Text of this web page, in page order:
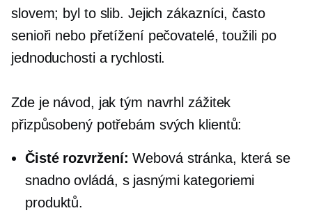
slovem; byl to slib. Jejich zákazníci, často
senioři nebo přetížení pečovatelé, toužili po
jednoduchosti a rychlosti.
Zde je návod, jak tým navrhl zážitek
přizpůsobený potřebám svých klientů:
Čisté rozvržení: Webová stránka, která se
snadno ovládá, s jasnými kategoriemi
produktů.